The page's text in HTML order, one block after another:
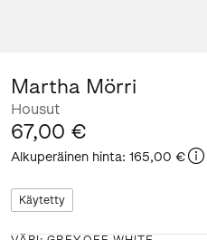
Martha Mörri
Housut
67,00 €
Alkuperäinen hinta: 165,00 €
Käytetty